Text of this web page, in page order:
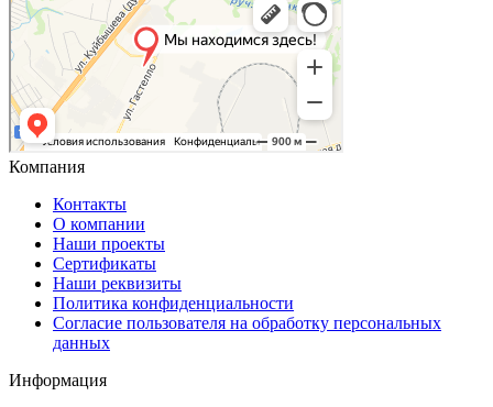
Компания
Контакты
О компании
Наши проекты
Сертификаты
Наши реквизиты
Политика конфиденциальности
Согласие пользователя на обработку персональных
данных
Информация